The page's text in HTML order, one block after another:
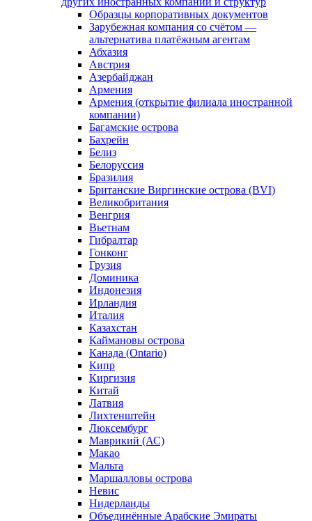
Образцы корпоративных документов
Зарубежная компания со счётом —
альтернатива платёжным агентам
Абхазия
Австрия
Азербайджан
Армения
Армения (открытие филиала иностранной
компании)
Багамские острова
Бахрейн
Белиз
Белоруссия
Бразилия
Британские Виргинские острова (BVI)
Великобритания
Венгрия
Вьетнам
Гибралтар
Гонконг
Грузия
Доминика
Индонезия
Ирландия
Италия
Казахстан
Каймановы острова
Канада (Ontario)
Кипр
Киргизия
Китай
Латвия
Лихтенштейн
Люксембург
Маврикий (АС)
Макао
Мальта
Маршалловы острова
Нeвис
Нидерланды
Объединённые Арабские Эмираты